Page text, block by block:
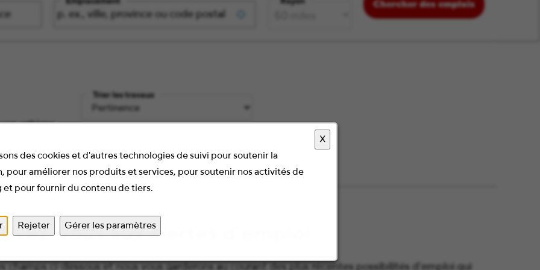
X
des cookies et d'autres technologies de suivi pour soutenir la
pour améliorer nos produits et services, pour soutenir nos activités de
et pour fournir du contenu de tiers.
Rejeter Gérer les paramètres
Chercher des emplois
Trier les travaux
critères.
vous aux alertes d’emploi
champs ci-dessous et nous vous garderons au courant des plus récentes possibilités d’emploi qui